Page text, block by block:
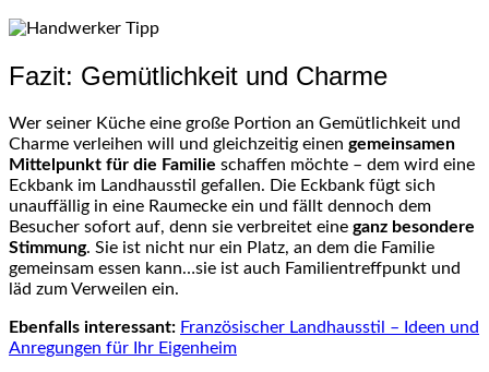
Fazit: Gemütlichkeit und Charme
Wer seiner Küche eine große Portion an Gemütlichkeit und
Charme verleihen will und gleichzeitig einen gemeinsamen
Mittelpunkt für die Familie schaffen möchte – dem wird eine
Eckbank im Landhausstil gefallen. Die Eckbank fügt sich
unauffällig in eine Raumecke ein und fällt dennoch dem
Besucher sofort auf, denn sie verbreitet eine ganz besondere
Stimmung. Sie ist nicht nur ein Platz, an dem die Familie
gemeinsam essen kann…sie ist auch Familientreffpunkt und
läd zum Verweilen ein.
Ebenfalls interessant: Französischer Landhausstil – Ideen und
Anregungen für Ihr Eigenheim